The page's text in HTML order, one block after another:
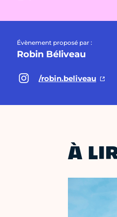
Évènement proposé par :
Robin Béliveau
/robin.beliveau
À